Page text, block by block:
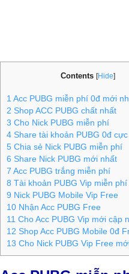
Contents [Hide]
1 Acc PUBG miễn phí 0đ mới
2 Shop ACC PUBG chất nhất
3 Cho Nick PUBG miễn phí
4 Share tài khoản PUBG 0đ
5 Chia sẻ Nick PUBG miễn phí
6 Share Nick PUBG mới nhất
7 Acc PUBG trắng miễn phí
8 Tài khoản PUBG Vip miễn phí
9 Nick PUBG Mobile Vip Free
10 Nhận Acc PUBG Free
11 Cho Acc PUBG Vip mới cập
12 Shop Acc PUBG Mobile 0đ
13 Cho Nick PUBG Vip Free